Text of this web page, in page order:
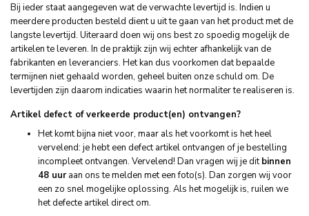
Bij ieder staat aangegeven wat de verwachte levertijd is. Indien u
meerdere producten besteld dient u uit te gaan van het product met de
langste levertijd. Uiteraard doen wij ons best zo spoedig mogelijk de
artikelen te leveren. In de praktijk zijn wij echter afhankelijk van de
fabrikanten en leveranciers. Het kan dus voorkomen dat bepaalde
termijnen niet gehaald worden, geheel buiten onze schuld om. De
levertijden zijn daarom indicaties waarin het normaliter te realiseren is.
Artikel defect of verkeerde product(en) ontvangen?
Het komt bijna niet voor, maar als het voorkomt is het heel
vervelend: je hebt een defect artikel ontvangen of je bestelling
incompleet ontvangen. Vervelend! Dan vragen wij je ditbinnen
48 uuraan ons te melden met een foto(s). Dan zorgen wij voor
een zo snel mogelijke oplossing. Als het mogelijk is, ruilen we
het defecte artikel direct om.